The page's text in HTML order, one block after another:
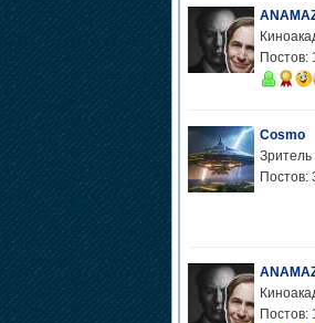
Постов:
Cosmo
Зритель
Постов:
Постов: